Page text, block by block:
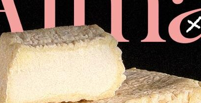
Envío refrigerado gratuito
Transportamos los productos
garantizar su calidad desde el